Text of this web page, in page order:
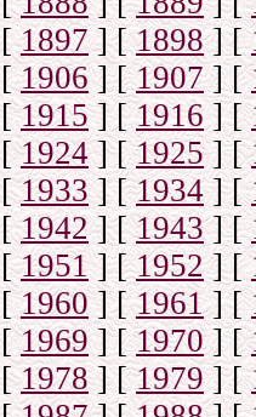
[1897] [1898] [
[1906 ] [1907] [
[1915] [1916] [
[1924] [1925] [
[1933] [1934] [
[1942] [1943] [
[1951 ] [1952] [
[1960] [1961] [
[1969] [1970] [
[1978] [1979] [